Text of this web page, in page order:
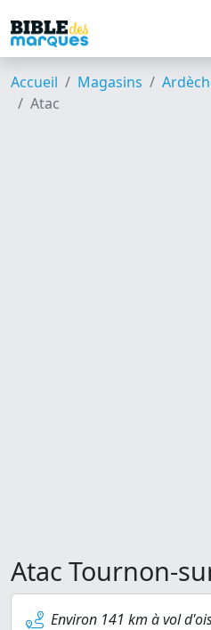
Accueil Magasins
Atac
Atac Tournon-
Environ 141 km à vol